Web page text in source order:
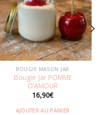
Ajouter
à la
wishlist
BOUGIE MASON JAR
Bougie Jar POMME
D’AMOUR
16,90€
AJOUTER AU PANIER